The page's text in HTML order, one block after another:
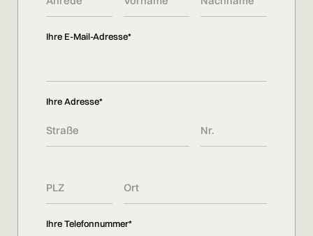
Ihre E-Mail-Adresse*
Ihre Adresse*
Ihre Telefonnummer*